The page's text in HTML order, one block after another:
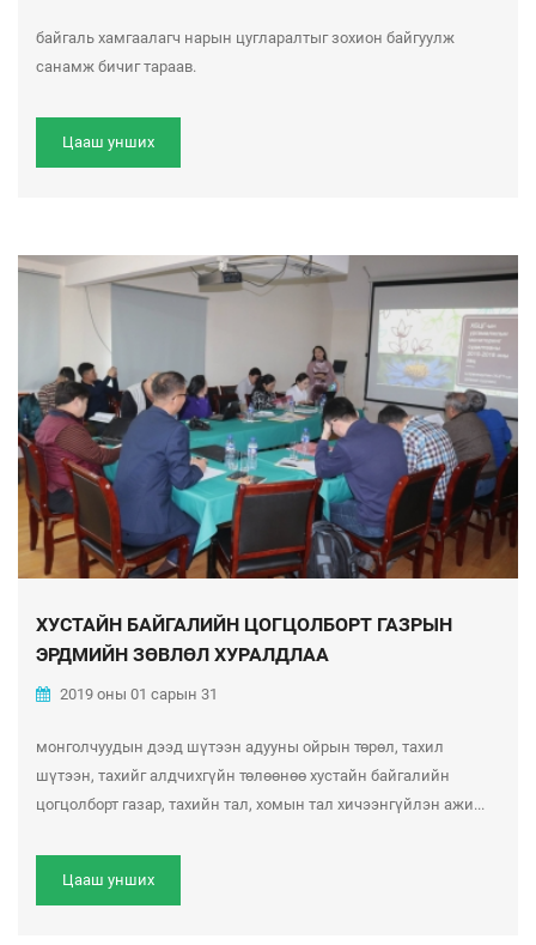
байгаль хамгаалагч нарын цугларалтыг зохион байгуулж
санамж бичиг тараав.
Цааш унших
ХУСТАЙН БАЙГАЛИЙН ЦОГЦОЛБОРТ ГАЗРЫН
ЭРДМИЙН ЗӨВЛӨЛ ХУРАЛДЛАА
2019 оны 01 сарын 31
монголчуудын дээд шүтээн адууны ойрын төрөл, тахил
шүтээн, тахийг алдчихгүйн төлөөнөө хустайн байгалийн
цогцолборт газар, тахийн тал, хомын тал хичээнгүйлэн ажи...
Цааш унших